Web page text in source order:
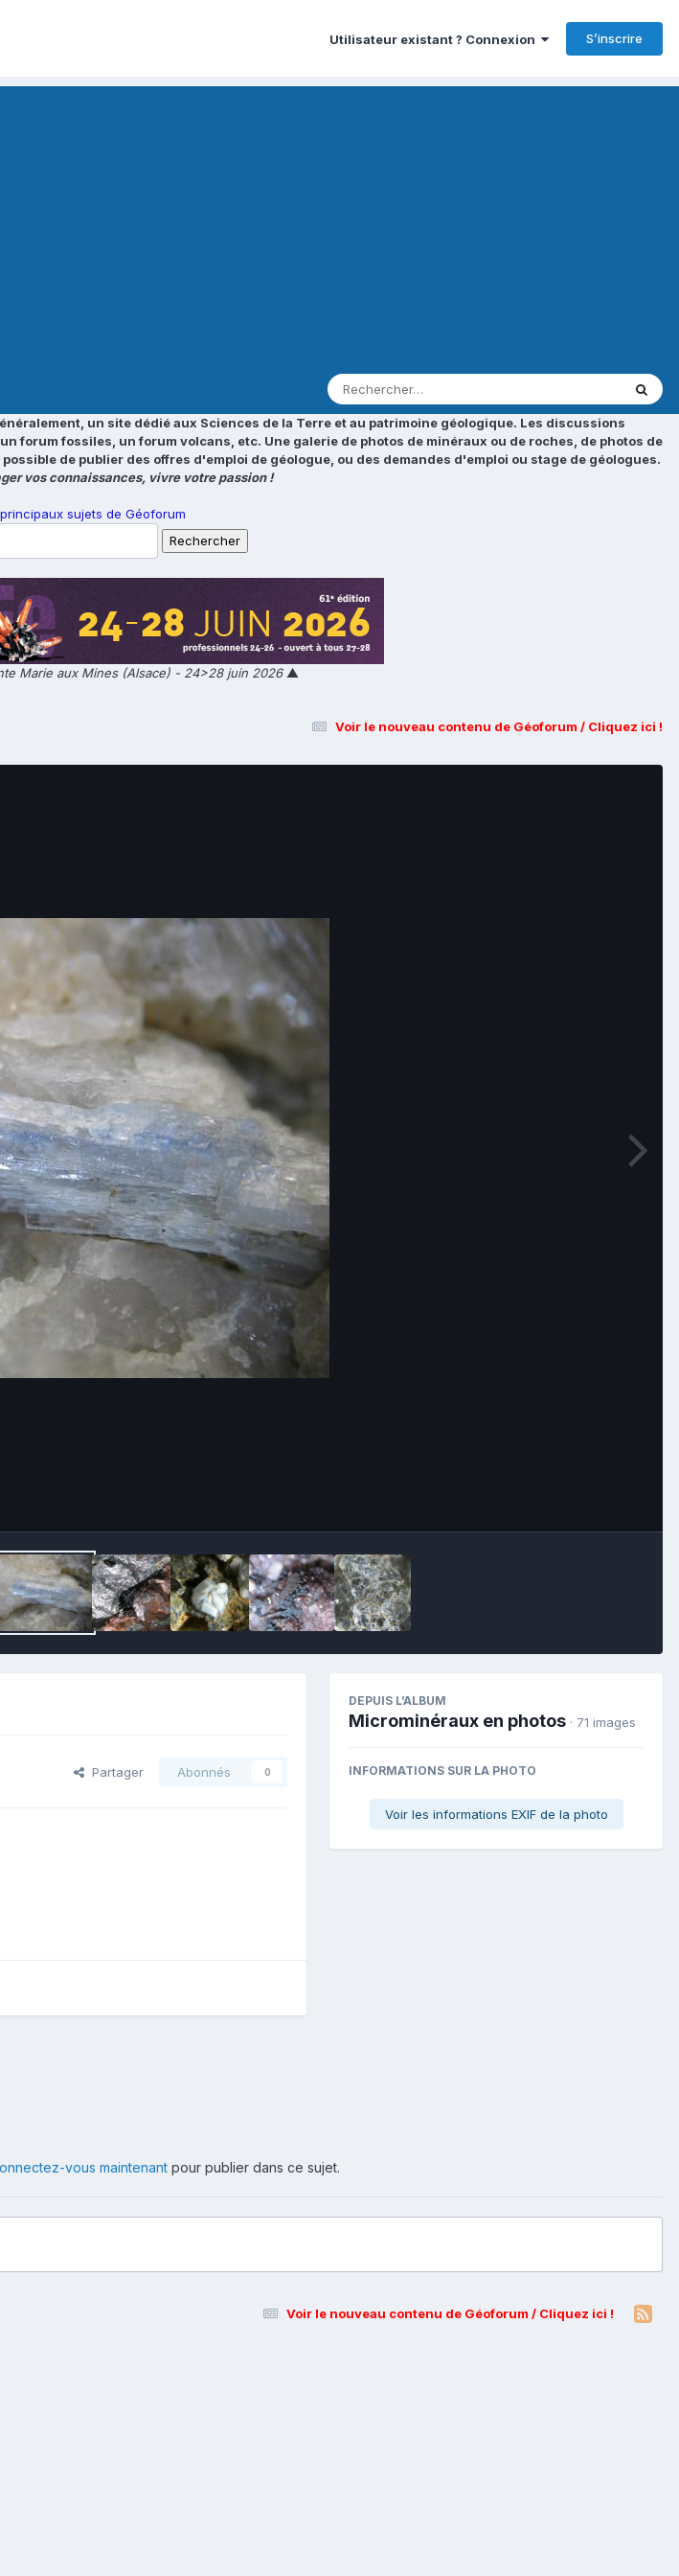
Utilisateur existant ? Connexion S’inscrire
un site dédié aux Sciences de la Terre et au patrimoine géologique. Les discussions
fossiles, un forum volcans, etc. Une galerie de photos de minéraux ou de roches, de photos de
de publier des offres d'emploi de géologue, ou des demandes d'emploi ou stage de géologues.
vos connaissances, vivre votre passion !
sujets de Géoforum
Marie aux Mines (Alsace) - 24>28 juin 2026▲
Voir le nouveau contenu de Géoforum / Cliquez ici !
Partager Abonnés 0
DEPUIS L’ALBUM
Microminéraux en photos · 71 images
INFORMATIONS SUR LA PHOTO
Voir les informations EXIF de la photo
vous maintenant pour publier dans ce sujet.
Voir le nouveau contenu de Géoforum / Cliquez ici !